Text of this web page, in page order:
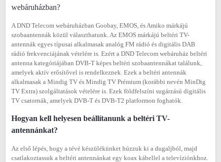
webáruházban?
A DND Telecom webáruházban Goobay, EMOS, és Amiko márkájú
szobaantennák közül választhatunk. Az EMOS márkájú beltéri TV-
antennák egyes típusai alkalmasak analóg FM rádió és digitális DAB
rádió frekvenciájának vételére is. Ezért a DND Telecom webáruház beltéri
antenna kategóriájában DVB-T képes beltéri szobaantennákat találunk,
amelyek aktív erősítővel is rendelkeznek. Ezek a beltéri antennák
alkalmasak a Mindig TV és Mindig TV Prémium (korábbi nevén MinDig
TV Extra) szolgáltatások vételére is. Ezek földfelszíni sugárzású digitális
TV csatornák, amelyek DVB-T és DVB-T2 platformon foghatók.
Hogyan kell helyesen beállítanunk a beltéri TV-
antennánkat?
Az első lépés, hogy a tévé készülékünket húzzuk ki a dugaljból, majd
csatlakoztassuk a beltéri antennánkat egy koax kábellel a televíziónkhoz.